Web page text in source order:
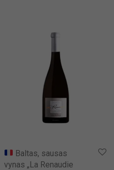
Baltas, sausas
vynas „La Renaudie